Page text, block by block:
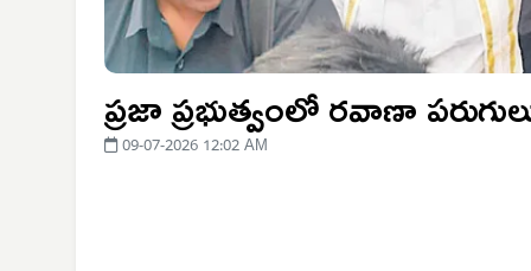
ప్రజా ప్రభుత్వంలో రవాణా
09-07-2026 12:02 AM